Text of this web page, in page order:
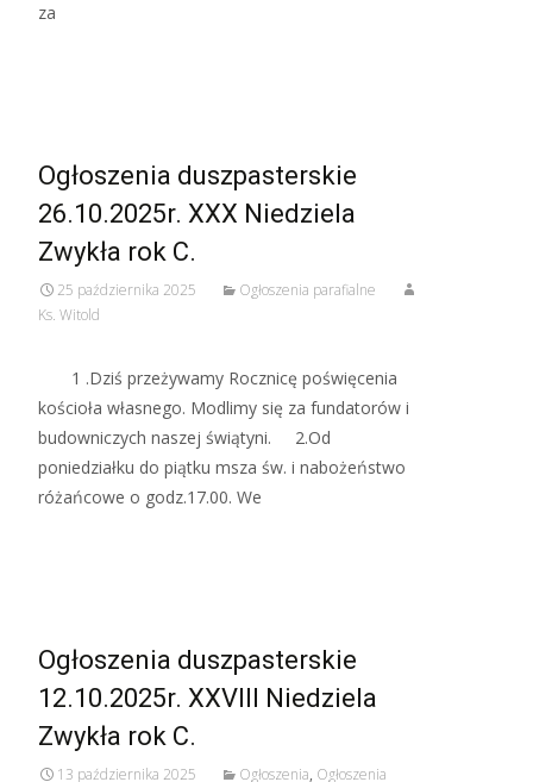
za
Ogłoszenia duszpasterskie
26.10.2025r. XXX Niedziela
Zwykła rok C.
25 października 2025
Ogłoszenia parafialne
Ks. Witold
1 .Dziś przeżywamy Rocznicę poświęcenia
kościoła własnego. Modlimy się za fundatorów i
budowniczych naszej świątyni. 2.Od
poniedziałku do piątku msza św. i nabożeństwo
różańcowe o godz.17.00. We
Ogłoszenia duszpasterskie
12.10.2025r. XXVIII Niedziela
Zwykła rok C.
13 października 2025 Ogłoszenia, Ogłoszenia